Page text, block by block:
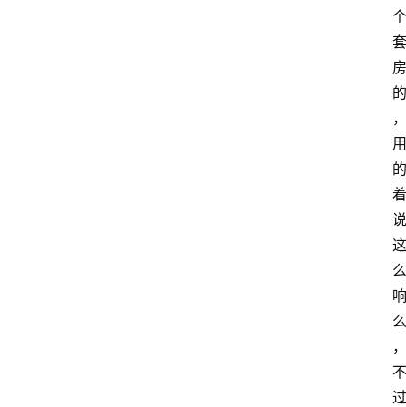
个
套
房
的
，
用
的
着
说
这
么
响
么
，
不
过